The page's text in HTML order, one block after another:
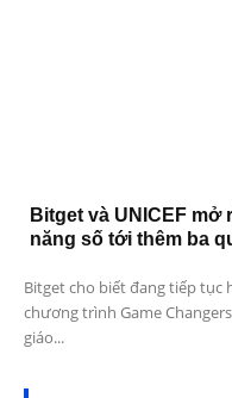
Bitget và UNICEF
năng số tới thêm ba
Bitget cho biết đang tiếp tục
chương trình Game
giáo...